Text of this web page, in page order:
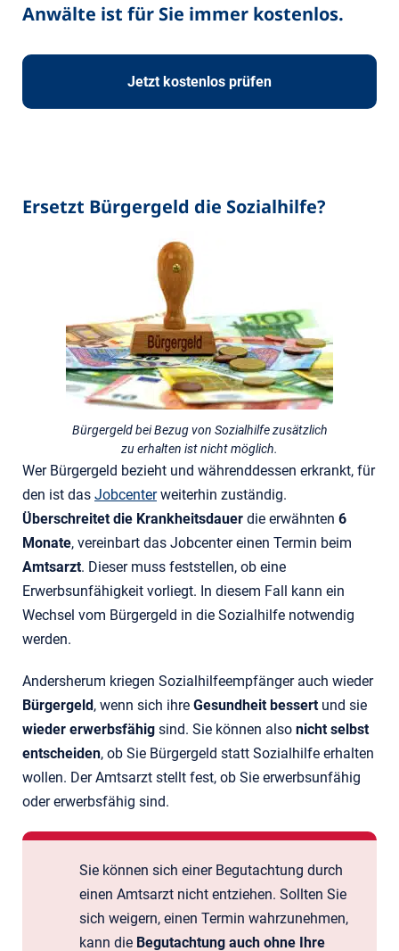
Anwälte ist für Sie immer kostenlos.
Jetzt kostenlos prüfen
Ersetzt Bürgergeld die Sozialhilfe?
Bürgergeld bei Bezug von Sozialhilfe zusätzlich
zu erhalten ist nicht möglich.
Wer Bürgergeld bezieht und währenddessen erkrankt, für
den ist das Jobcenterweiterhin zuständig.
Überschreitet die Krankheitsdauer die erwähnten 6
Monate, vereinbart das Jobcenter einen Termin beim
Amtsarzt. Dieser muss feststellen, ob eine
Erwerbsunfähigkeit vorliegt. In diesem Fall kann ein
Wechsel vom Bürgergeld in die Sozialhilfe notwendig
werden.
Andersherum kriegen Sozialhilfeempfänger auch wieder
Bürgergeld, wenn sich ihre Gesundheit bessertund sie
wieder erwerbsfähig sind. Sie können also nicht selbst
entscheiden, ob Sie Bürgergeld statt Sozialhilfe erhalten
wollen. Der Amtsarzt stellt fest, ob Sie erwerbsunfähig
oder erwerbsfähig sind.
Sie können sich einer Begutachtung durch
einen Amtsarzt nicht entziehen. Sollten Sie
sich weigern, einen Termin wahrzunehmen,
kann die Begutachtung auch ohne Ihre